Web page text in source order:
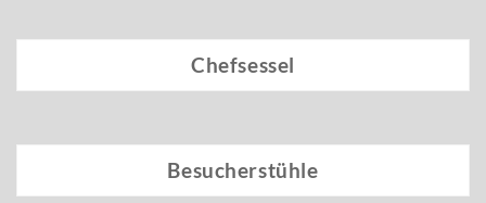
Chefsessel
Besucherstühle